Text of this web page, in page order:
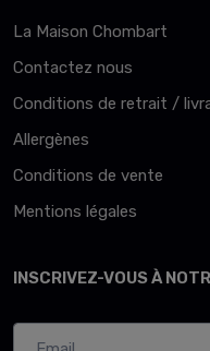
La Maison Chombart
Contactez nous
Conditions de retrait /
Allergènes
Conditions de vente
Mentions légales
INSCRIVEZ-VOUS À